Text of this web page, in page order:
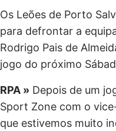
Os Leões de Porto
para defrontar a
Rodrigo Pais de
jogo do próximo
RPA » Depois de um
Sport Zone com o
que estivemos muito